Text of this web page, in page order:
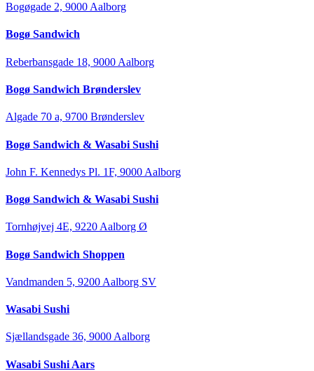
Bogøgade 2, 9000 Aalborg
Bogø Sandwich
Reberbansgade 18, 9000 Aalborg
Bogø Sandwich Brønderslev
Algade 70 a, 9700 Brønderslev
Bogø Sandwich & Wasabi Sushi
John F. Kennedys Pl. 1F, 9000 Aalborg
Bogø Sandwich & Wasabi Sushi
Tornhøjvej 4E, 9220 Aalborg Ø
Bogø Sandwich Shoppen
Vandmanden 5, 9200 Aalborg SV
Wasabi Sushi
Sjællandsgade 36, 9000 Aalborg
Wasabi Sushi Aars